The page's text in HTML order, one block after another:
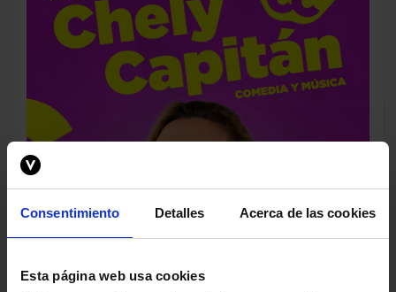
Consentimiento Detalles Acerca de las cookies
Esta página web usa cookies